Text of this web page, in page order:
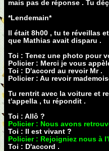
mais pas de réponse . Tu
*Lendemain*
Il était 8h00 , tu te réveillas
que Mathias avait disparu .
Toi : Tenez une photo pour
Policier : Merci je vous
Toi : D'accord au revoir Mr .
Policier : Au revoir
Tu rentrit avec la voiture et
t'appella , tu répondit .
Toi : Allô ?
Policier : Nous avons
Toi : Il est vivant ?
Policier : Rejoigniez nous à
Toi : D'accord .